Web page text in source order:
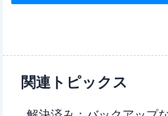
関連トピックス